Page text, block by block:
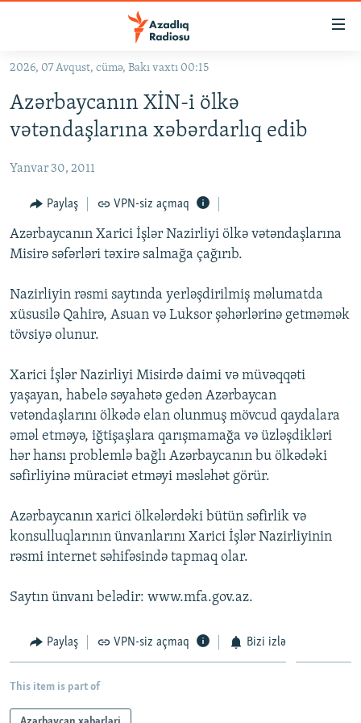
Əsas
qayıt
Əsas
qayıt
KORRUPSIOMETR
#ƏSLINDƏ
FƏRQƏ BAX
QANUNI DOĞRU
ARAŞDIRMA
MULTIMEDIA
VIDEO
İNFOQRAFIKA
KARIKATURA
RADIO ARXIV
AZƏRBAYCAN ƏDƏBIYYATI KITABXANASI
İSLAM VƏ DEMOKRATIYA
İZ - MƏDƏNIYYƏT PROQRAMI
HAQQIMIZDA
MISSIYAMIZ
PEŞƏ ETIKASI VƏ JURNALISTIKA STANDARTLARIMIZ
MATERIALLARIMIZDAN ISTIFADƏ
AZADLIQRADIOSU MOBIL TELEFONUNUZDA
XƏBƏR BÜLLETENLƏRIMIZ
BIZI IZLƏ
RFE/RL-in bütün saytları
2026, 07 Avqust, cümə, Bakı vaxtı 00:15
Azərbaycanın XİN-i ölkə
vətəndaşlarına xəbərdarlıq edib
Yanvar 30, 2011
Paylaş VPN-siz açmaq
Azərbaycanın Xarici İşlər Nazirliyi ölkə vətəndaşlarına
Misirə səfərləri təxirə salmağa çağırıb.
Nazirliyin rəsmi saytında yerləşdirilmiş məlumatda
xüsusilə Qahirə, Asuan və Luksor şəhərlərinə getməmək
tövsiyə olunur.
Xarici İşlər Nazirliyi Misirdə daimi və müvəqqəti
yaşayan, habelə səyahətə gedən Azərbaycan
vətəndaşlarını ölkədə elan olunmuş mövcud qaydalara
əməl etməyə, iğtişaşlara qarışmamağa və üzləşdikləri
hər hansı problemlə bağlı Azərbaycanın bu ölkədəki
səfirliyinə müraciət etməyi məsləhət görür.
Azərbaycanın xarici ölkələrdəki bütün səfirlik və
konsulluqlarının ünvanlarını Xarici İşlər Nazirliyinin
rəsmi internet səhifəsində tapmaq olar.
Saytın ünvanı belədir: www.mfa.gov.az.
Paylaş VPN-siz açmaq Bizi izlə
This item is part of